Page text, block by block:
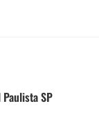
SP